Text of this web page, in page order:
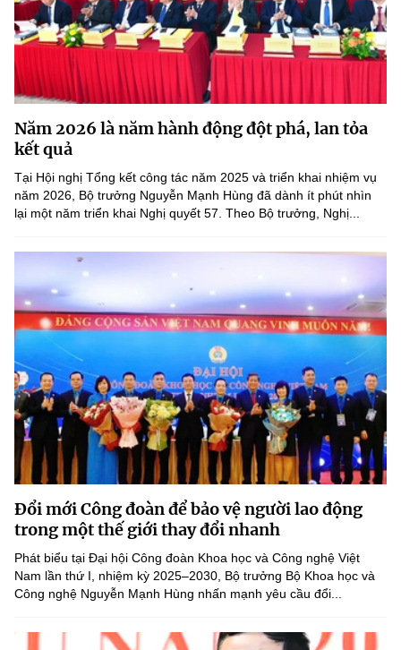
Năm 2026 là năm hành động đột phá, lan tỏa
kết quả
Tại Hội nghị Tổng kết công tác năm 2025 và triển khai nhiệm vụ
năm 2026, Bộ trưởng Nguyễn Mạnh Hùng đã dành ít phút nhìn
lại một năm triển khai Nghị quyết 57. Theo Bộ trưởng, Nghị...
Đổi mới Công đoàn để bảo vệ người lao động
trong một thế giới thay đổi nhanh
Phát biểu tại Đại hội Công đoàn Khoa học và Công nghệ Việt
Nam lần thứ I, nhiệm kỳ 2025–2030, Bộ trưởng Bộ Khoa học và
Công nghệ Nguyễn Mạnh Hùng nhấn mạnh yêu cầu đổi...